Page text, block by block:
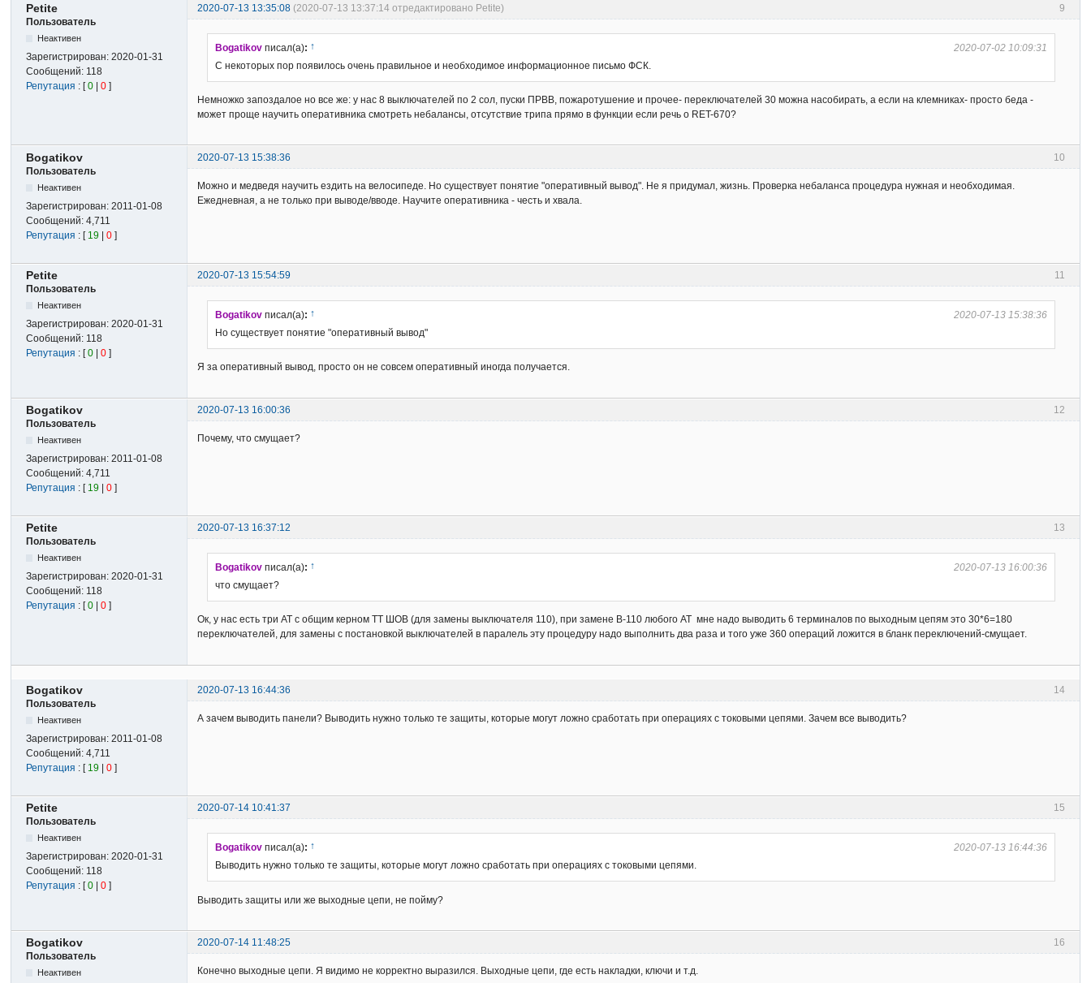
9
Petite 2020-07-13 13:35:08 (2020-07-13 13:37:14 отредактировано Petite)
Пользователь
Неактивен
Зарегистрирован:2020-01-31
Сообщений: 118
Репутация : [0 |0 ]
Bogatikov писал(а): ↑
2020-07-02 10:09:31
С некоторых пор появилось очень правильное и необходимое информационное письмо ФСК.
Немножко запоздалое но все же: у нас 8 выключателей по 2 сол, пуски ПРВВ, пожаротушение и прочее- переключателей 30 можна насобирать, а если на клемниках- просто беда -
может проще научить оперативника смотреть небалансы, отсутствие трипа прямо в функции если речь о RET-670?
10
Bogatikov
2020-07-13 15:38:36
Пользователь
Неактивен
Зарегистрирован:2011-01-08
Сообщений:4,711
Репутация : [ 19 |0 ]
Можно и медведя научить ездить на велосипеде. Но существует понятие "оперативный вывод". Не я придумал, жизнь. Проверка небаланса процедура нужная и необходимая.
Ежедневная, а не только при выводе/вводе. Научите оперативника - честь и хвала.
11
Petite
2020-07-13 15:54:59
Пользователь
Неактивен
Зарегистрирован:2020-01-31
Сообщений: 118
Репутация : [0 |0 ]
Bogatikov писал(а): ↑
2020-07-13 15:38:36
Но существует понятие "оперативный вывод"
Я за оперативный вывод, просто он не совсем оперативный иногда получается.
12
Bogatikov
2020-07-13 16:00:36
Пользователь
Неактивен
Зарегистрирован:2011-01-08
Сообщений:4,711
Репутация : [ 19 |0 ]
Почему, что смущает?
13
Petite
2020-07-13 16:37:12
Пользователь
Неактивен
Зарегистрирован:2020-01-31
Сообщений: 118
Репутация : [0 |0 ]
Bogatikov писал(а): ↑
2020-07-13 16:00:36
что смущает?
Ок, у нас есть три АТ с общим керном ТТ ШОВ (для замены выключателя 110), при замене В-110 любого АТ мне надо выводить 6 терминалов по выходным цепям это 30*6=180
переключателей, для замены с постановкой выключателей в паралель эту процедуру надо выполнить два раза и того уже 360 операций ложится в бланк переключений-смущает.
14
Bogatikov
2020-07-13 16:44:36
Пользователь
Неактивен
Зарегистрирован:2011-01-08
Сообщений:4,711
Репутация : [ 19 |0 ]
А зачем выводить панели? Выводить нужно только те защиты, которые могут ложно сработать при операциях с токовыми цепями. Зачем все выводить?
15
Petite
2020-07-14 10:41:37
Пользователь
Неактивен
Зарегистрирован:2020-01-31
Сообщений: 118
Репутация : [0 |0 ]
Bogatikov писал(а): ↑
2020-07-13 16:44:36
Выводить нужно только те защиты, которые могут ложно сработать при операциях с токовыми цепями.
Выводить защиты или же выходные цепи, не пойму?
16
Bogatikov
2020-07-14 11:48:25
Пользователь
Неактивен Конечно выходные цепи. Я видимо не корректно выразился. Выходные цепи, где есть накладки, ключи и т.д.